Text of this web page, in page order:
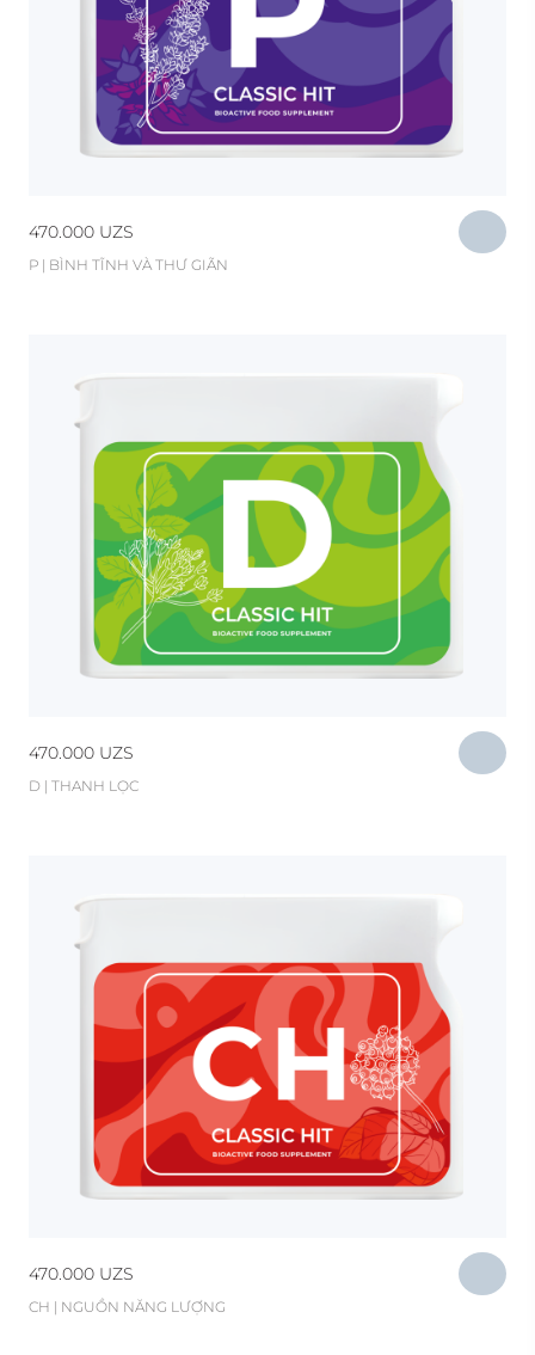
470.000 UZS
Р | BÌNH TĨNH VÀ THƯ GIÃN
470.000 UZS
D | THANH LỌC
470.000 UZS
CH | NGUỒN NĂNG LƯỢNG